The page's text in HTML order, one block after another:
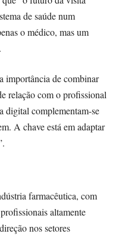
de saúde num
o médico, mas um
importância de combinar
relação com o profissional
digital complementam-se
A chave está em adaptar
farmacêutica, com
altamente
nos setores